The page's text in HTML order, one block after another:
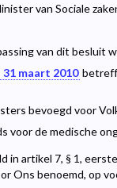
van Sociale
van dit besluit
31 maart 2010
bevoegd voor
voor de medische
in artikel 7, § 1,
Ons benoemd, op